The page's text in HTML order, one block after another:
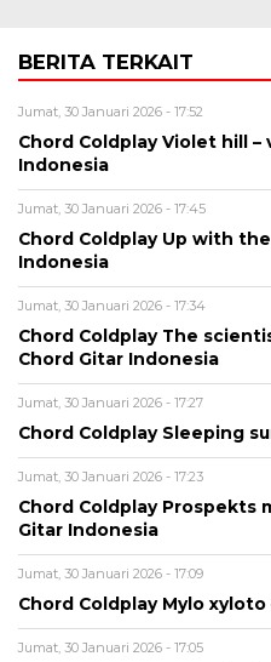
BERITA TERKAIT
Jumat, 30 Januari 2026 - 17:52
Chord Coldplay Violet hill –
Indonesia
Jumat, 30 Januari 2026 - 17:45
Chord Coldplay Up with
Indonesia
Jumat, 30 Januari 2026 - 17:34
Chord Coldplay The
Chord Gitar Indonesia
Jumat, 30 Januari 2026 - 17:27
Chord Coldplay Sleeping
Jumat, 30 Januari 2026 - 17:23
Chord Coldplay Prospekts
Gitar Indonesia
Jumat, 30 Januari 2026 - 17:09
Chord Coldplay Mylo
Jumat, 30 Januari 2026 - 17:05